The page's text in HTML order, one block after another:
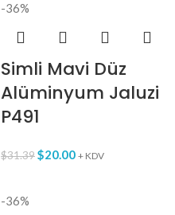
-36%
Simli Mavi Düz
Alüminyum Jaluzi
P491
$31.39$20.00 + KDV
-36%